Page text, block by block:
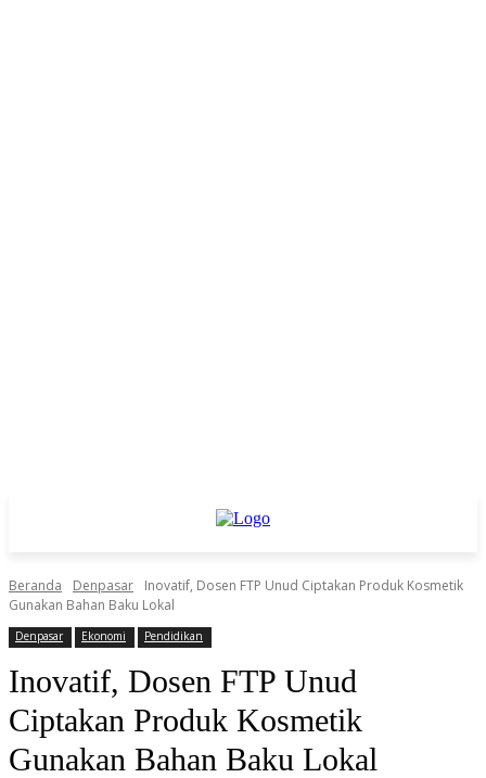
Beranda Denpasar
Inovatif, Dosen FTP Unud Ciptakan Produk Kosmetik
Gunakan Bahan Baku Lokal
Denpasar Ekonomi Pendidikan
Inovatif, Dosen FTP Unud
Ciptakan Produk Kosmetik
Gunakan Bahan Baku Lokal